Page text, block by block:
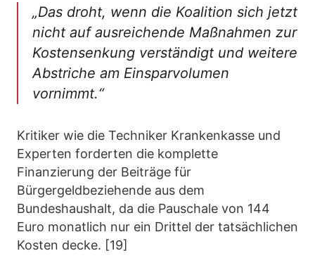
„Das droht, wenn die Koalition sich jetzt
nicht auf ausreichende Maßnahmen zur
Kostensenkung verständigt und weitere
Abstriche am Einsparvolumen
vornimmt.“
Kritiker wie die Techniker Krankenkasse und
Experten forderten die komplette
Finanzierung der Beiträge für
Bürgergeldbeziehende aus dem
Bundeshaushalt, da die Pauschale von 144
Euro monatlich nur ein Drittel der tatsächlichen
Kosten decke. [19]